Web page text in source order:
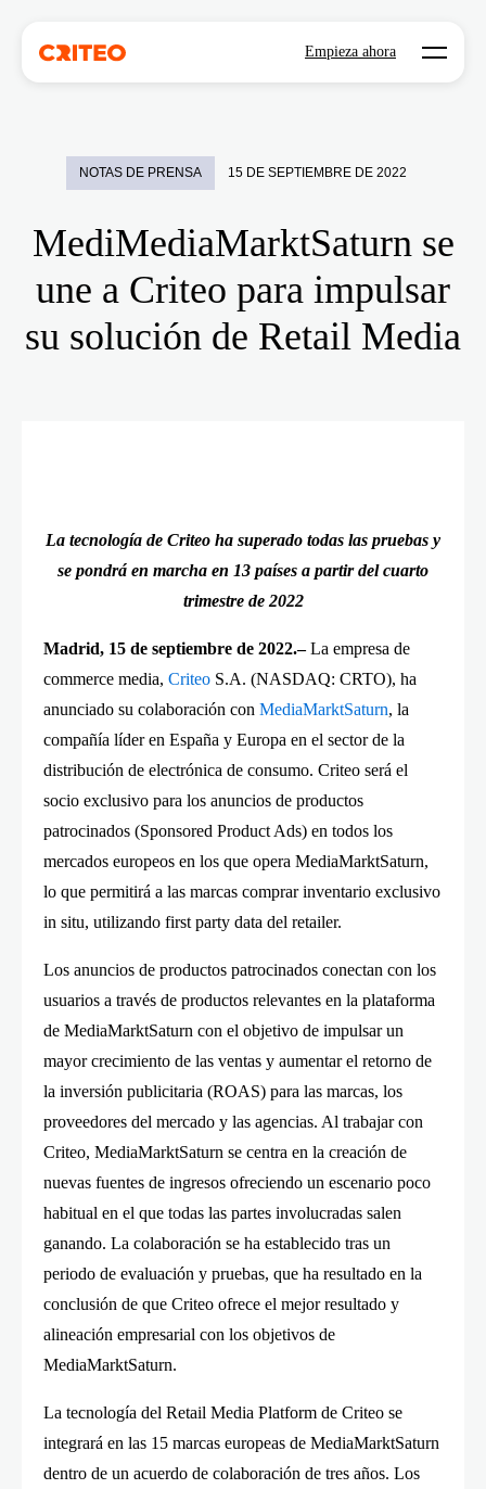
Empieza ahora Open
NOTAS DE PRENSA 15 DE SEPTIEMBRE DE 2022
MediMediaMarktSaturn se
une a Criteo para impulsar
su solución de Retail Media
La tecnología de Criteo ha superado todas las pruebas y
se pondrá en marcha en 13 países a partir del cuarto
trimestre de 2022
Madrid, 15 de septiembre de 2022.–La empresa de
commerce media, Criteo S.A. (NASDAQ: CRTO), ha
anunciado su colaboración con MediaMarktSaturn, la
compañía líder en España y Europa en el sector de la
distribución de electrónica de consumo. Criteo será el
socio exclusivo para los anuncios de productos
patrocinados (Sponsored Product Ads) en todos los
mercados europeos en los que opera MediaMarktSaturn,
lo que permitirá a las marcas comprar inventario exclusivo
in situ, utilizando first party data del retailer.
Los anuncios de productos patrocinados conectan con los
usuarios a través de productos relevantes en la plataforma
de MediaMarktSaturn con el objetivo de impulsar un
mayor crecimiento de las ventas y aumentar el retorno de
la inversión publicitaria (ROAS) para las marcas, los
proveedores del mercado y las agencias. Al trabajar con
Criteo, MediaMarktSaturn se centra en la creación de
nuevas fuentes de ingresos ofreciendo un escenario poco
habitual en el que todas las partes involucradas salen
ganando. La colaboración se ha establecido tras un
periodo de evaluación y pruebas, que ha resultado en la
conclusión de que Criteo ofrece el mejor resultado y
alineación empresarial con los objetivos de
MediaMarktSaturn.
La tecnología del Retail Media Platform de Criteo se
integrará en las 15 marcas europeas de MediaMarktSaturn
dentro de un acuerdo de colaboración de tres años. Los